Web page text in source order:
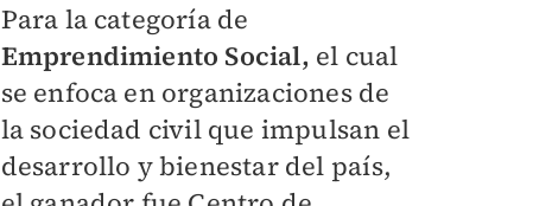
Para la categoría de
Emprendimiento Social, el cual
se enfoca en organizaciones de
la sociedad civil que impulsan el
desarrollo y bienestar del país,